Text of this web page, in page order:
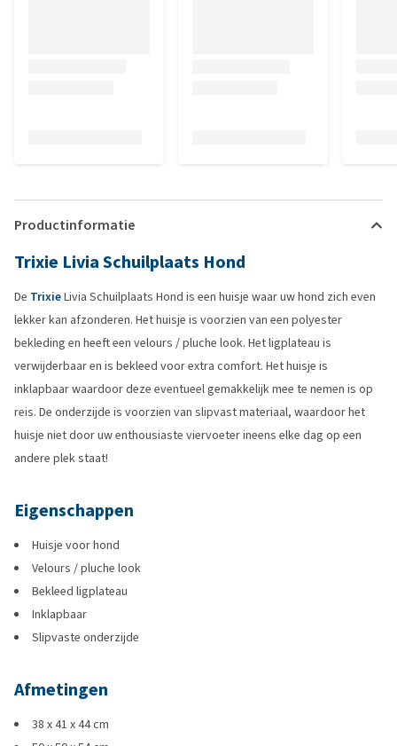
Productinformatie
Trixie Livia Schuilplaats Hond
De TrixieLivia Schuilplaats Hond is een huisje waar uw hond zich even
lekker kan afzonderen. Het huisje is voorzien van een polyester
bekleding en heeft een velours / pluche look. Het ligplateau is
verwijderbaar en is bekleed voor extra comfort. Het huisje is
inklapbaar waardoor deze eventueel gemakkelijk mee te nemen is op
reis. De onderzijde is voorzien van slipvast materiaal, waardoor het
huisje niet door uw enthousiaste viervoeter ineens elke dag op een
andere plek staat!
Eigenschappen
Huisje voor hond
Velours / pluche look
Bekleed ligplateau
Inklapbaar
Slipvaste onderzijde
Afmetingen
38 x 41 x 44 cm